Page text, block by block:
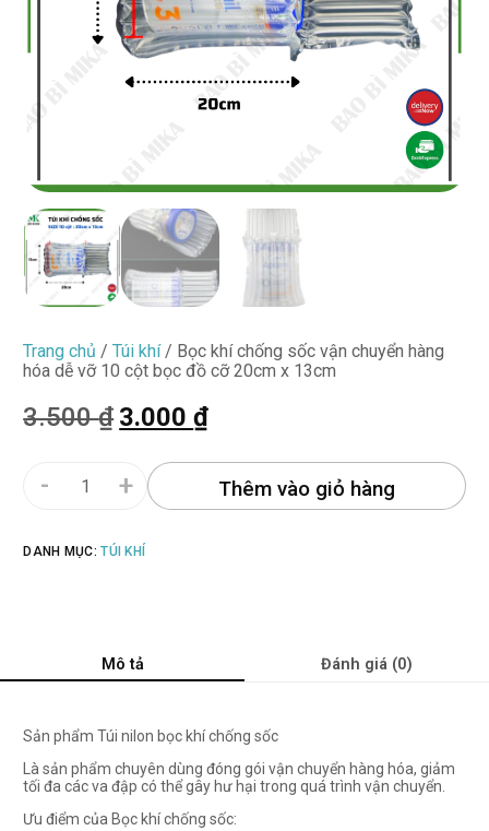
Trang chủ /Túi khí/ Bọc khí chống sốc vận chuyển hàng
hóa dễ vỡ 10 cột bọc đồ cỡ 20cm x 13cm
3.500₫ 3.000₫
+
- Thêm vào giỏ hàng
DANH MỤC:TÚI KHÍ
Mô tả Đánh giá (0)
Sản phẩm Túi nilon bọc khí chống sốc
Là sản phẩm chuyên dùng đóng gói vận chuyển hàng hóa, giảm
tối đa các va đập có thể gây hư hại trong quá trình vận chuyển.
Ưu điểm của Bọc khí chống sốc: